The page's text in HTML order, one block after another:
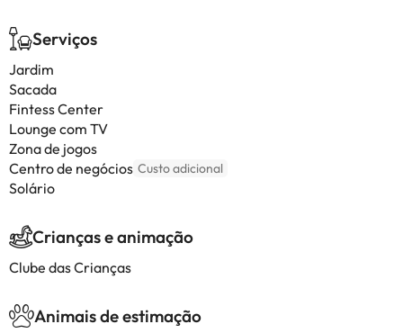
Serviços
Jardim
Sacada
Fintess Center
Lounge com TV
Zona de jogos
Centro de negócios Custo adicional
Solário
Crianças e animação
Clube das Crianças
Animais de estimação